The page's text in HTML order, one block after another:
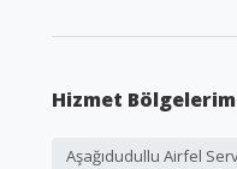
Hizmet
Aşağıdudullu Airfel